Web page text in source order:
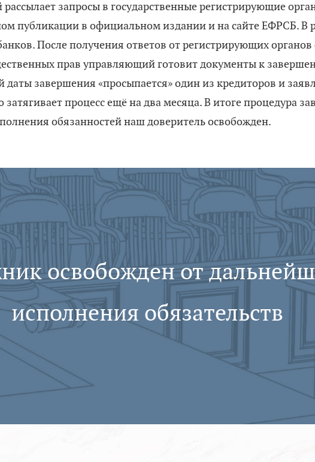
запросы в государственные регистрирующие
публикации в официальном издании и на сайте ЕФРСБ. В
После получения ответов от регистрирующих органов
прав управляющий готовит документы к
даты завершения «просыпается» один из кредиторов и
затягивает процесс ещё на два месяца. В итоге процедура
обязанностей наш доверитель освобожден.
освобожден от
исполнения обязательств